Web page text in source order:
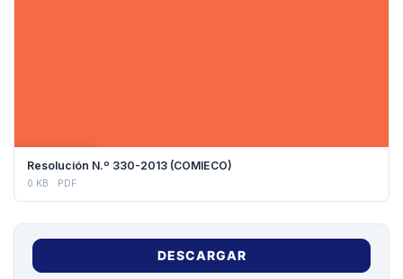
Resolución N.º 330-2013 (COMIECO)
0 KB PDF
DESCARGAR